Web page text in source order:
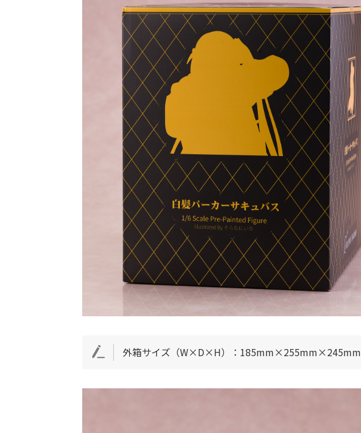
外箱サイズ（W×D×H）：185mm×255mm×245mm